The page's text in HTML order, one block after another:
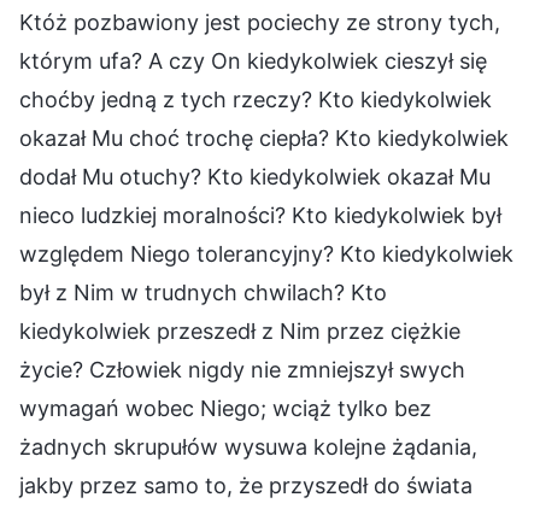
Któż pozbawiony jest pociechy ze strony tych,
którym ufa? A czy On kiedykolwiek cieszył się
choćby jedną z tych rzeczy? Kto kiedykolwiek
okazał Mu choć trochę ciepła? Kto kiedykolwiek
dodał Mu otuchy? Kto kiedykolwiek okazał Mu
nieco ludzkiej moralności? Kto kiedykolwiek był
względem Niego tolerancyjny? Kto kiedykolwiek
był z Nim w trudnych chwilach? Kto
kiedykolwiek przeszedł z Nim przez ciężkie
życie? Człowiek nigdy nie zmniejszył swych
wymagań wobec Niego; wciąż tylko bez
żadnych skrupułów wysuwa kolejne żądania,
jakby przez samo to, że przyszedł do świata